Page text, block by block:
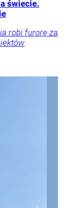
świecie.
robi furorę za